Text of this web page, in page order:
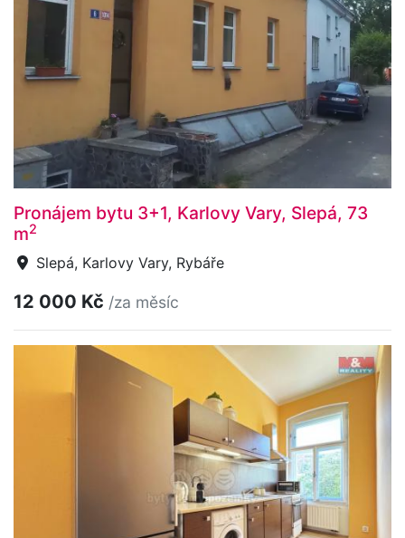
Pronájem bytu 3+1, Karlovy Vary, Slepá, 73
m2
Slepá, Karlovy Vary, Rybáře
12 000 Kč /za měsíc